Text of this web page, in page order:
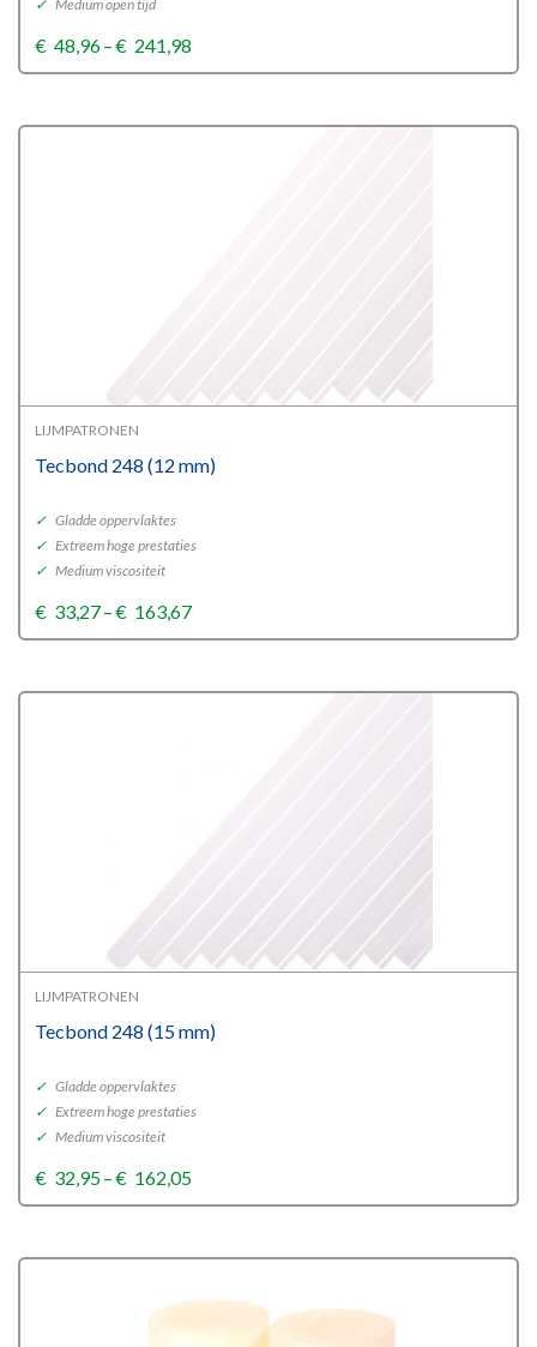
✓ Medium open tijd
€ 48,96–€ 241,98
range:
LIJMPATRONEN
Tecbond 248 (12 mm)
✓ Gladde oppervlaktes
✓ Extreem hoge prestaties
✓ Medium viscositeit
€ 33,27–€ 163,67Price
range:
LIJMPATRONEN
Tecbond 248 (15 mm)
✓ Gladde oppervlaktes
✓ Extreem hoge prestaties
✓ Medium viscositeit
€ 32,95–€ 162,05Price
range: